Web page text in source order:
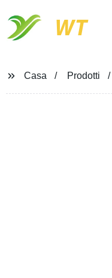
WT
Casa Prodotti